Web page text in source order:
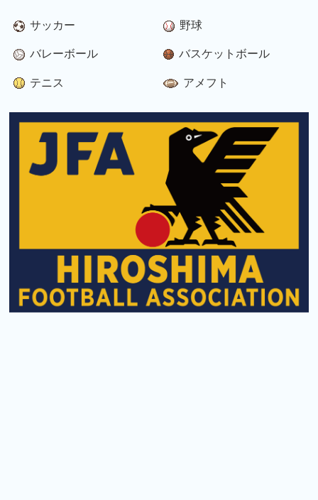
サッカー 野球
バレーボール バスケットボール
テニス アメフト